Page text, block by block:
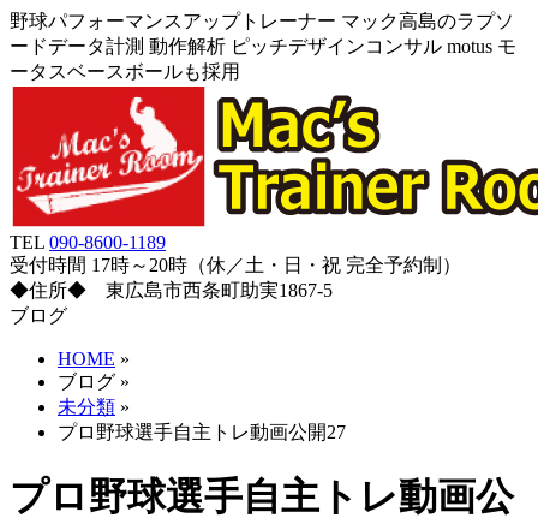
野球パフォーマンスアップトレーナー マック高島のラプソ
ードデータ計測 動作解析 ピッチデザインコンサル motus モ
ータスベースボールも採用
TEL 090-8600-1189
受付時間 17時～20時（休／土・日・祝 完全予約制）
◆住所◆ 東広島市西条町助実1867-5
ブログ
HOME »
ブログ »
未分類 »
プロ野球選手自主トレ動画公開27
プロ野球選手自主トレ動画公